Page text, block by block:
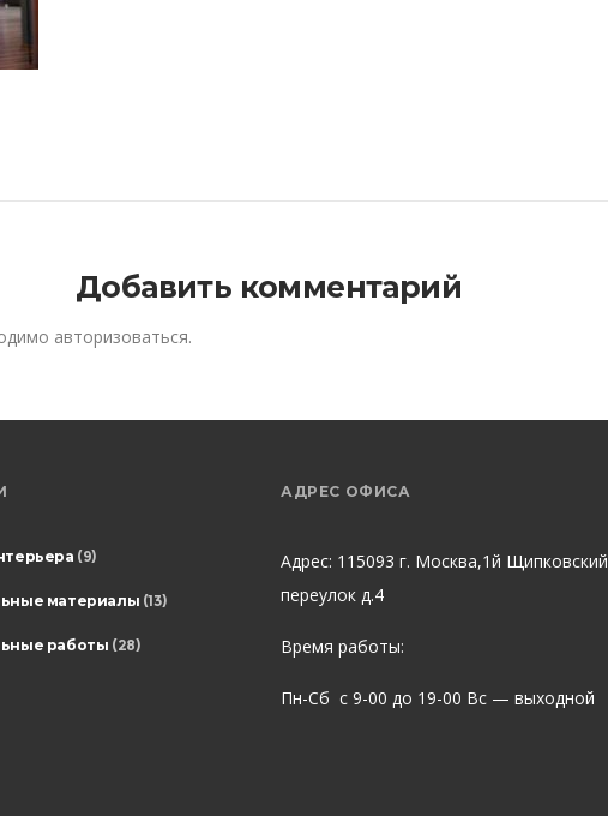
Добавить комментарий
авторизоваться.
(9)
материалы (13)
работы (28)
АДРЕС ОФИСА
Адрес: 115093 г. Москва,1й Щипковский
переулок д.4
Время работы:
Пн-Сб с 9-00 до 19-00 Вс — выходной